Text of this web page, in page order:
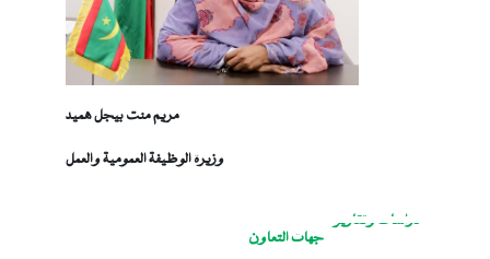
مريم منت بيجل هميد
وزيرة الوظيفة العمومية والعمل
دراسات وتقارير
جهات التعاون